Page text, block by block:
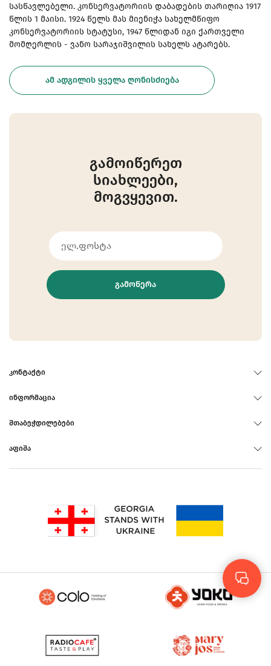
სასწავლებელი. კონსერვატორიის დაბადების თარიღია 1917
წლის 1 მაისი. 1924 წელს მას მიენიჭა სახელმწიფო
კონსერვატორიის სტატუსი, 1947 წლიდან იგი ქართველი
მომღერლის - ვანო სარაჯიშვილის სახელს ატარებს.
ᲐᲛ ᲐᲓᲒᲘᲚᲘᲡ ᲧᲕᲔᲚᲐ ᲦᲝᲜᲘᲡᲫᲘᲔᲑᲐ
გამოიწერეთ
სიახლეები,
მოგვყევით.
ᲒᲐᲛᲝᲬᲔᲠᲐ
ᲙᲝᲜᲢᲐᲥᲢᲘ
ᲘᲜᲤᲝᲠᲛᲐᲪᲘᲐ
ᲨᲗᲐᲑᲔᲭᲓᲘᲚᲔᲑᲔᲑᲘ
ᲐᲤᲘᲨᲐ
Rus